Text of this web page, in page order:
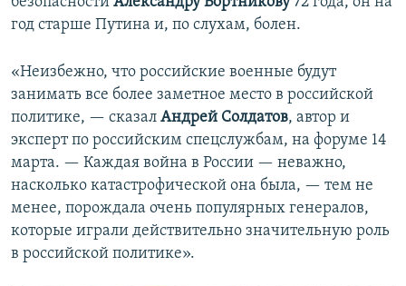
год старше Путина и, по слухам, болен.
«Неизбежно, что российские военные будут
занимать все более заметное место в российской
политике, — сказал Андрей Солдатов, автор и
эксперт по российским спецслужбам, на форуме 14
марта. — Каждая война в России — неважно,
насколько катастрофической она была, — тем не
менее, порождала очень популярных генералов,
которые играли действительно значительную роль
в российской политике».